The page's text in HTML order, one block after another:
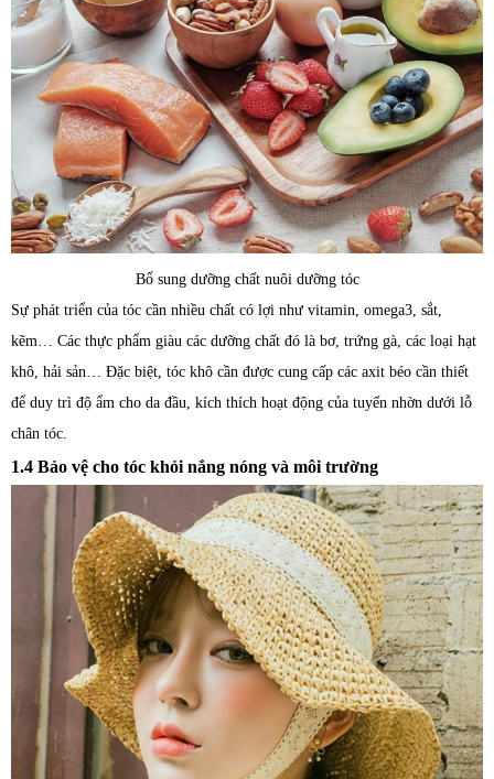
Bổ sung dưỡng chất nuôi dưỡng tóc
Sự phát triển của tóc cần nhiều chất có lợi như vitamin, omega3, sắt,
kẽm… Các thực phẩm giàu các dưỡng chất đó là bơ, trứng gà, các loại hạt
khô, hải sản… Đặc biệt, tóc khô cần được cung cấp các axit béo cần thiết
để duy trì độ ẩm cho da đầu, kích thích hoạt động của tuyến nhờn dưới lỗ
chân tóc.
1.4 Bảo vệ cho tóc khỏi nắng nóng và môi trường